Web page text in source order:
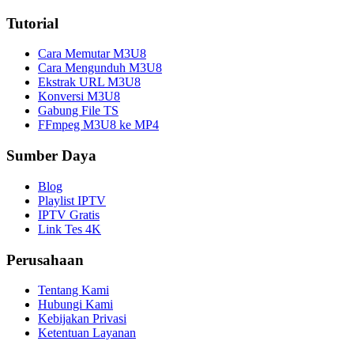
Tutorial
Cara Memutar M3U8
Cara Mengunduh M3U8
Ekstrak URL M3U8
Konversi M3U8
Gabung File TS
FFmpeg M3U8 ke MP4
Sumber Daya
Blog
Playlist IPTV
IPTV Gratis
Link Tes 4K
Perusahaan
Tentang Kami
Hubungi Kami
Kebijakan Privasi
Ketentuan Layanan